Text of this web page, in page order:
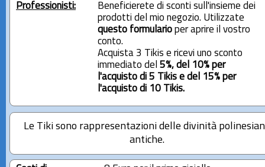
Professionisti:
Beneficierete di sconti sull'insieme dei
prodotti del mio negozio. Utilizzate
questo formularioper aprire il vostro
conto.
Acquista 3 Tikis e ricevi uno sconto
immediato del 5%, del 10% per
l'acquisto di 5 Tikis e del 15% per
l'acquisto di 10 Tikis.
Le Tiki sono rappresentazioni delle divinità
antiche.